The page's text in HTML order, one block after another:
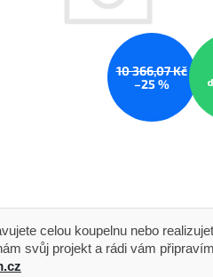
10 366,07 Kč
–25 %
celou koupelnu nebo
svůj projekt a rádi vám